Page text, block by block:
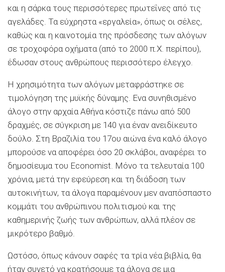
και η σάρκα τους περισσότερες πρωτεΐνες από τις
αγελάδες. Τα εύχρηστα «εργαλεία», όπως οι σέλες,
καθώς και η καινοτομία της πρόσδεσης των αλόγων
σε τροχοφόρα οχήματα (από το 2000 π.Χ. περίπου),
έδωσαν στους ανθρώπους περισσότερο έλεγχο.
Η χρησιμότητα των αλόγων μεταφράστηκε σε
τιμολόγηση της μυϊκής δύναμης. Ενα συνηθισμένο
άλογο στην αρχαία Αθήνα κόστιζε πάνω από 500
δραχμές, σε σύγκριση με 140 για έναν ανειδίκευτο
δούλο. Στη Βραζιλία του 17ου αιώνα ένα καλό άλογο
μπορούσε να αποφέρει όσο 20 σκλάβοι, αναφέρει το
δημοσίευμα του Economist. Μόνο τα τελευταία 100
χρόνια, μετά την εφεύρεση και τη διάδοση των
αυτοκινήτων, τα άλογα παραμένουν μεν αναπόσπαστο
κομμάτι του ανθρώπινου πολιτισμού και της
καθημερινής ζωής των ανθρώπων, αλλά πλέον σε
μικρότερο βαθμό.
Ωστόσο, όπως κάνουν σαφές τα τρία νέα βιβλία, θα
ήταν συνετό να κρατήσουμε τα άλογα σε μια